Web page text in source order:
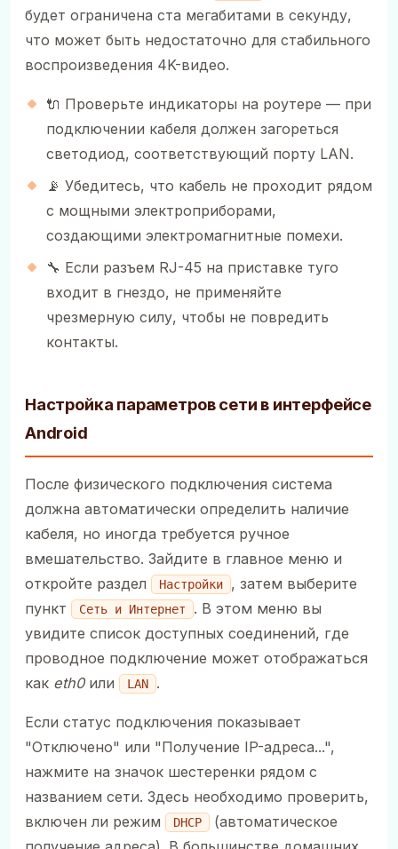
будет ограничена ста мегабитами в секунду,
что может быть недостаточно для стабильного
воспроизведения 4K-видео.
🔌 Проверьте индикаторы на роутере — при
подключении кабеля должен загореться
светодиод, соответствующий порту LAN.
📡 Убедитесь, что кабель не проходит рядом
с мощными электроприборами,
создающими электромагнитные помехи.
🔧 Если разъем RJ-45 на приставке туго
входит в гнездо, не применяйте
чрезмерную силу, чтобы не повредить
контакты.
Настройка параметров сети в интерфейсе
Android
После физического подключения система
должна автоматически определить наличие
кабеля, но иногда требуется ручное
вмешательство. Зайдите в главное меню и
откройте раздел
Настройки
, затем выберите
пункт
Сеть и Интернет
. В этом меню вы
увидите список доступных соединений, где
проводное подключение может отображаться
как eth0или LAN .
Если статус подключения показывает
"Отключено" или "Получение IP-адреса...",
нажмите на значок шестеренки рядом с
названием сети. Здесь необходимо проверить,
включен ли режим
DHCP
(автоматическое